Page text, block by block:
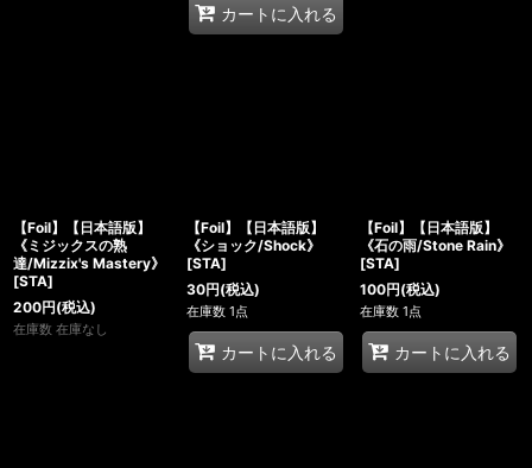
カートに入れる
【Foil】【日本語版】
《ミジックスの熟
達/Mizzix's Mastery》
[STA]
200円(税込)
在庫数 在庫なし
【Foil】【日本語版】
《ショック/Shock》
[STA]
30円(税込)
在庫数 1点
カートに入れる
【Foil】【日本語版】
《石の雨/Stone Rain》
[STA]
100円(税込)
在庫数 1点
カートに入れる